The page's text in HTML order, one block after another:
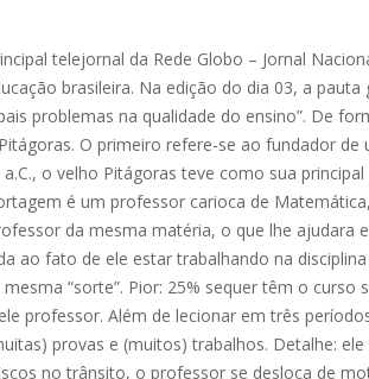
telejornal da Rede Globo – Jornal
brasileira. Na edição do dia 03, a
problemas na qualidade do ensino”. De
O primeiro refere-se ao fundador
a.C., o velho Pitágoras teve como sua
é um professor carioca de
da mesma matéria, o que lhe ajudara
ao fato de ele estar trabalhando na
“sorte”. Pior: 25% sequer têm o
professor. Além de lecionar em três
provas e (muitos) trabalhos. Detalhe:
no trânsito, o professor se desloca de